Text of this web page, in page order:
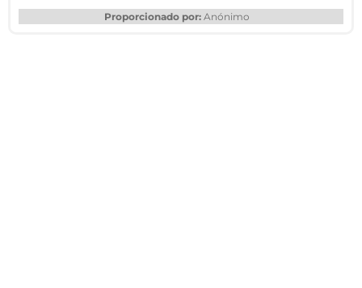
Proporcionado por: Anónimo